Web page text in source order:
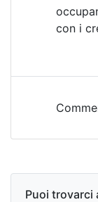
con i
Puoi trovarci